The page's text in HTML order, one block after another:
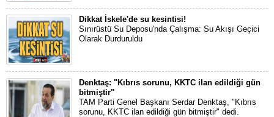
Dikkat İskele'de su kesintisi!
Sınırüstü Su Deposu'nda Çalışma: Su Akışı Geçici
Olarak Durduruldu
Denktaş: "Kıbrıs sorunu, KKTC ilan edildiği gün
bitmiştir"
TAM Parti Genel Başkanı Serdar Denktaş, "Kıbrıs
sorunu, KKTC ilan edildiği gün bitmiştir" dedi.